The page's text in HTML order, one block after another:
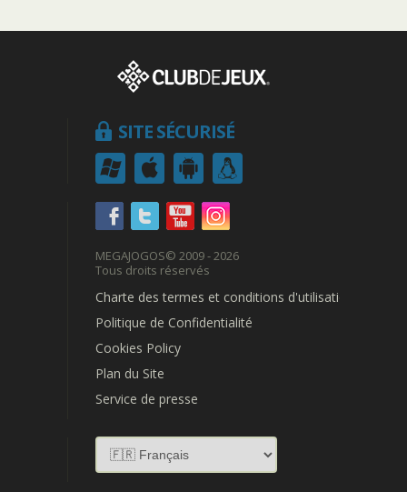
SITE SÉCURISÉ
MEGAJOGOS© 2009 - 2026
Tous droits réservés
Charte des termes et conditions d'utilisation
Politique de Confidentialité
Cookies Policy
Plan du Site
Service de presse